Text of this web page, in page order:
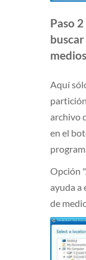
Paso
Aquí
archivo
en el
Opción
ayuda a
de